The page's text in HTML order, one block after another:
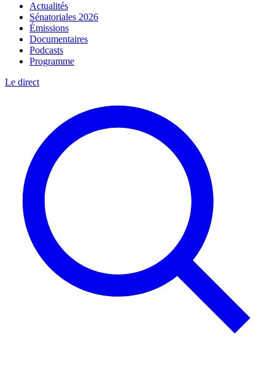
Actualités
Sénatoriales 2026
Émissions
Documentaires
Podcasts
Programme
Le direct